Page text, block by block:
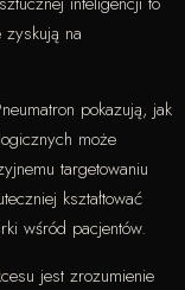
zyskują na
pokazują, jak
może
targetowaniu
kształtować
wśród pacjentów.
jest zrozumienie